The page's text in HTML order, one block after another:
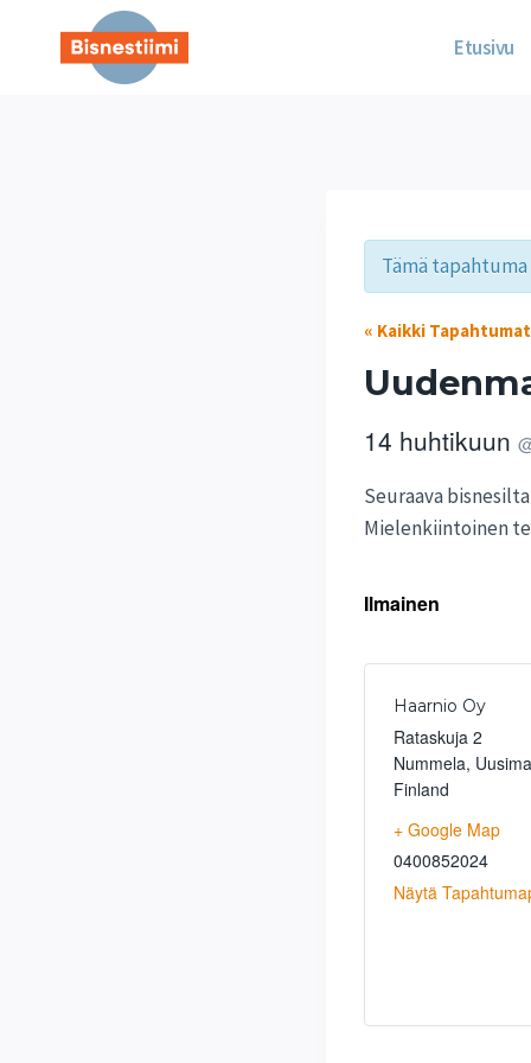
sisältöön
Etusivu
Tämä
« Kaikki Tapahtumat
14 huhtikuun
Seuraava
Mielenkiintoinen
Ilmainen
Haarnio Oy
Rataskuja 2
Nummela,
Finland
+ Google Map
0400852024
Näytä